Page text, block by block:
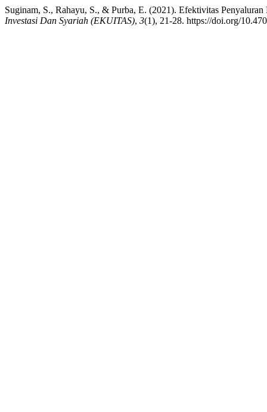
Suginam, S., Rahayu, S., & Purba, E. (2021). Efektivitas
Investasi Dan Syariah (EKUITAS), 3(1), 21-28. https://doi.org/